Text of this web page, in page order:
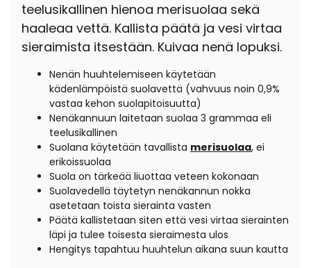
teelusikallinen hienoa merisuolaa sekä
haaleaa vettä. Kallista päätä ja vesi virtaa
sieraimista itsestään. Kuivaa nenä lopuksi.
Nenän huuhtelemiseen käytetään
kädenlämpöistä suolavettä (vahvuus noin 0,9%
vastaa kehon suolapitoisuutta)
Nenäkannuun laitetaan suolaa 3 grammaa eli
teelusikallinen
Suolana käytetään tavallista merisuolaa, ei
erikoissuolaa
Suola on tärkeää liuottaa veteen kokonaan
Suolavedellä täytetyn nenäkannun nokka
asetetaan toista sierainta vasten
Päätä kallistetaan siten että vesi virtaa sierainten
läpi ja tulee toisesta sieraimesta ulos
Hengitys tapahtuu huuhtelun aikana suun kautta